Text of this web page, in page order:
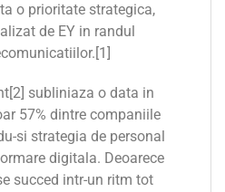
o prioritate strategica,
de EY in randul
subliniaza o data in
57% dintre companiile
si strategia de personal
digitala. Deoarece
succed intr-un ritm tot